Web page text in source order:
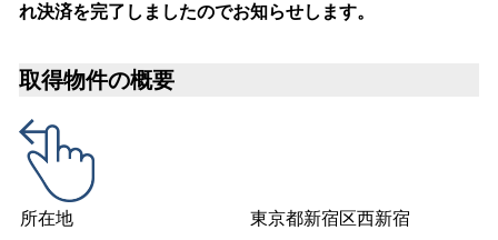
れ決済を完了しましたのでお知らせします。
取得物件の概要
所在地
東京都新宿区西新宿